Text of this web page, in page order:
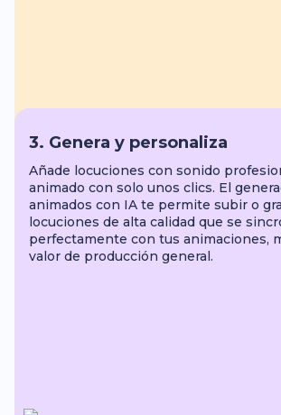
3. Genera y personaliza
Añade locuciones con sonido
animado con solo unos clics. El
animados con IA te permite subir o
locuciones de alta calidad que se
perfectamente con tus animaciones,
valor de producción general.